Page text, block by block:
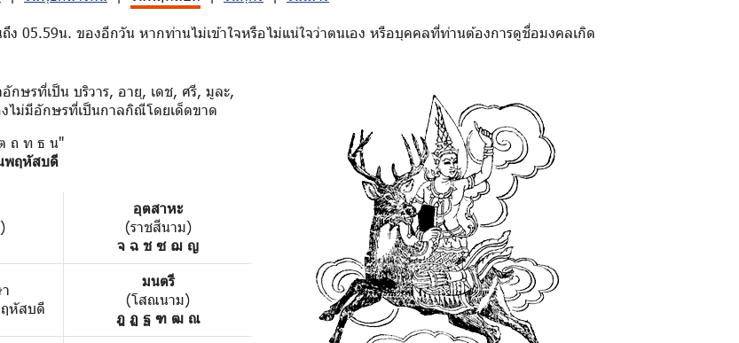
ง 05.59น. ของอีกวัน หากท่านไม่เข้าใจหรือไม่แน่ใจว่าตนเอง หรือบุคคลที่ท่านต้องการดูชื่อมงคลเกิด
ษรที่เป็น บริวาร, อายุ, เดช, ศรี, มูละ,
ไม่มีอักษรที่เป็นกาลกิณีโดยเด็ดขาด
ถ ท ธ น"
พฤหัสบดี
อุตสาหะ
(ราชสีนาม)
จ ฉ ช ซ ฌ ญ
หัสบดี
มนตรี
(โสณนาม)
ฎ ฏ ฐ ฑ ฒ ณ